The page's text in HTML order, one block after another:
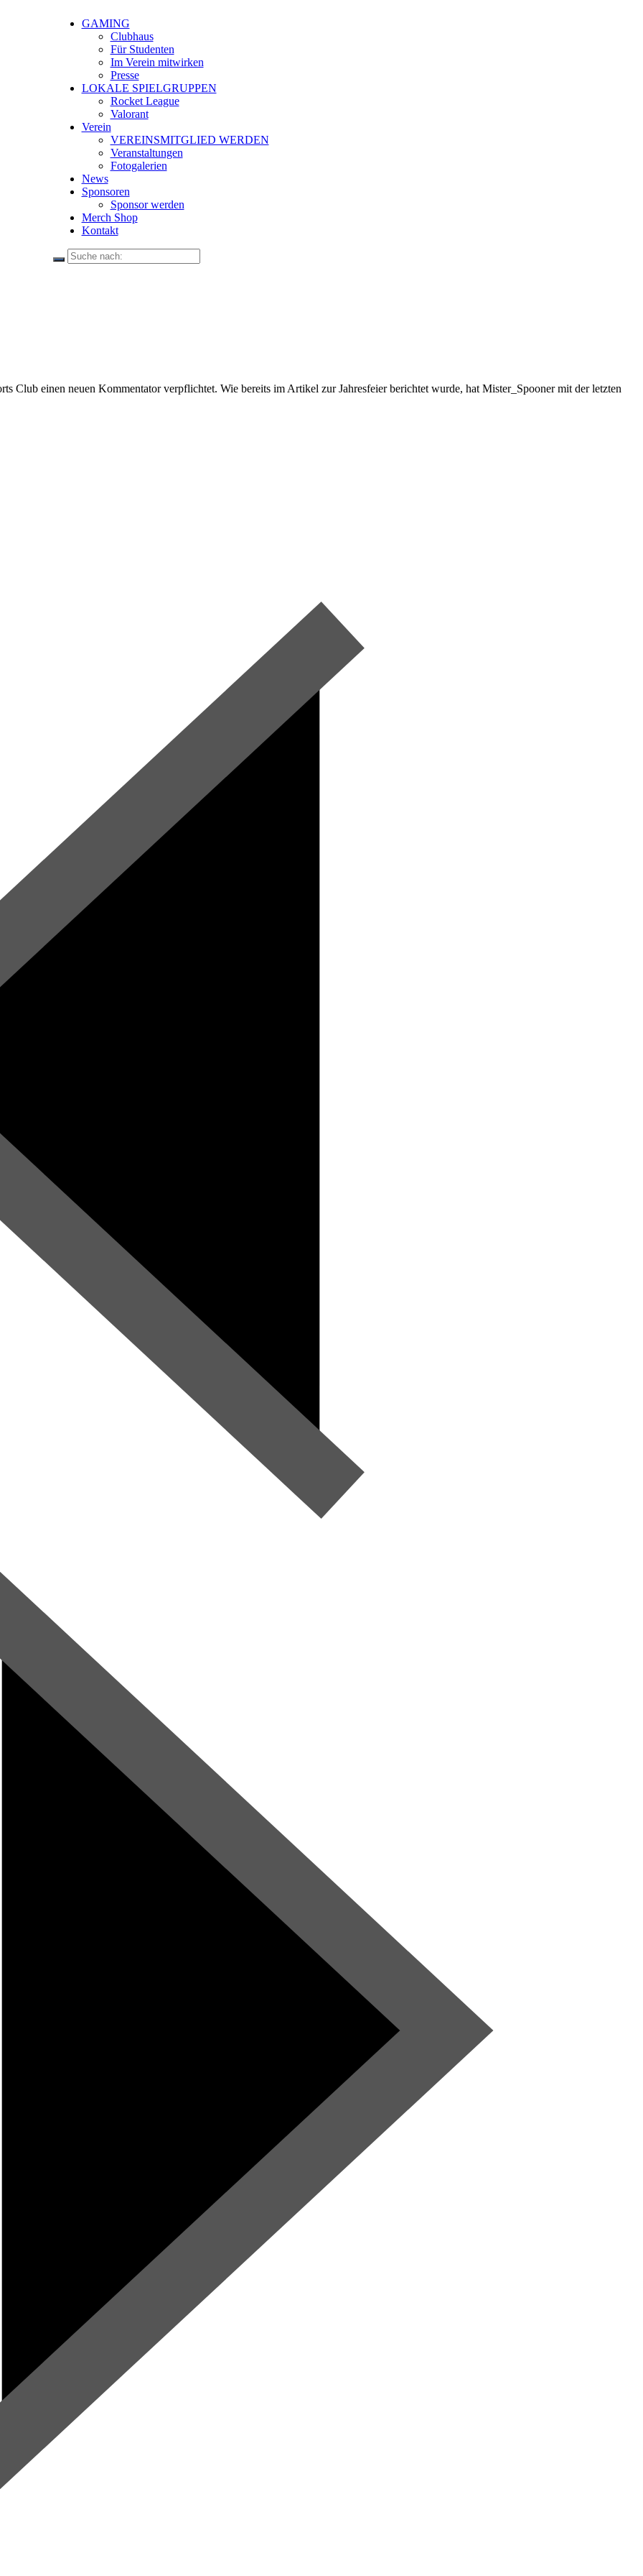
GAMING
Clubhaus
Für Studenten
Im Verein mitwirken
Presse
LOKALE SPIELGRUPPEN
Rocket League
Valorant
Verein
VEREINSMITGLIED WERDEN
Veranstaltungen
Fotogalerien
News
Sponsoren
Sponsor werden
Merch Shop
Kontakt
Club einen neuen Kommentator verpflichtet. Wie bereits im Artikel zur Jahresfeier berichtet wurde, hat Mister_Spooner mit der letzten